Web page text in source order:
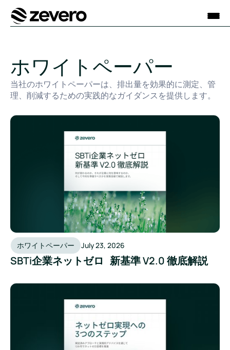
ホーム
ホワイトペーパー
当社のホワイトペーパーは、排出量を効果的に測定、管
理、削減するための実践的なガイダンスを提供します。
ホワイトペーパー July 23, 2026
SBTi企業ネットゼロ 新基準 V2.0 徹底解説
SBTi企業ネットゼロ 新基準 V2.0 徹底解説
ネットゼロ実現への３つのステップ